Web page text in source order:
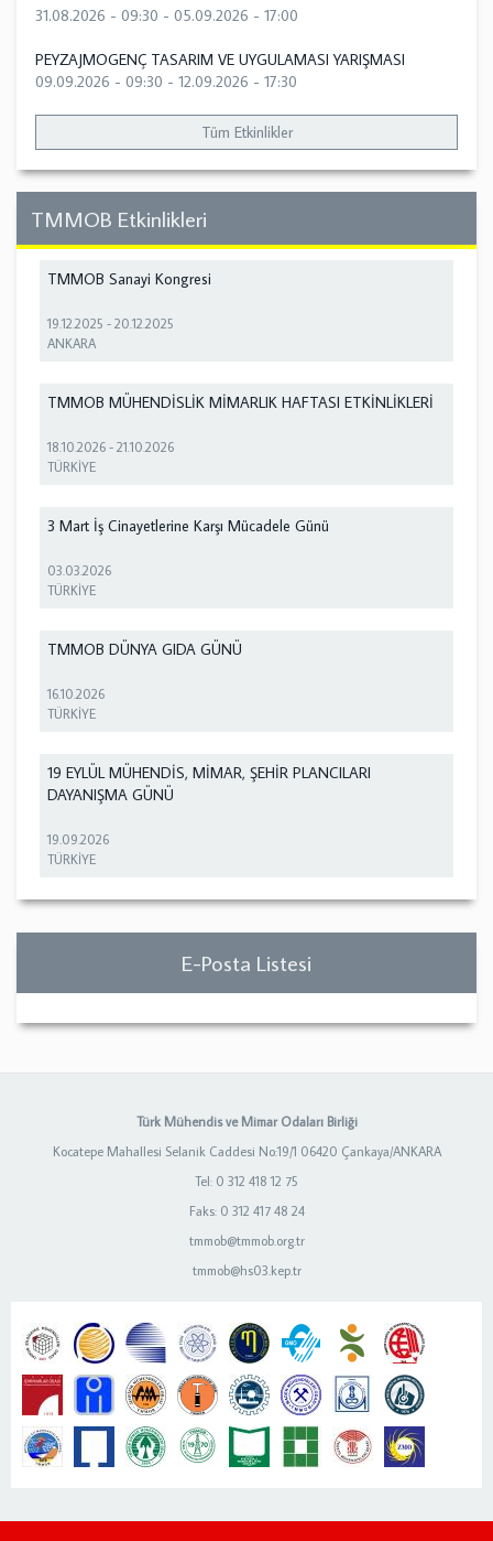
31.08.2026 - 09:30 - 05.09.2026 - 17:00
PEYZAJMOGENÇ TASARIM VE UYGULAMASI YARIŞMASI
09.09.2026 - 09:30 - 12.09.2026 - 17:30
Tüm Etkinlikler
TMMOB Etkinlikleri
TMMOB Sanayi Kongresi
19.12.2025 -20.12.2025
ANKARA
TMMOB MÜHENDİSLİK MİMARLIK HAFTASI ETKİNLİKLERİ
18.10.2026 -21.10.2026
TÜRKİYE
3 Mart İş Cinayetlerine Karşı Mücadele Günü
03.03.2026
TÜRKİYE
TMMOB DÜNYA GIDA GÜNÜ
16.10.2026
TÜRKİYE
19 EYLÜL MÜHENDİS, MİMAR, ŞEHİR PLANCILARI
DAYANIŞMA GÜNÜ
19.09.2026
TÜRKİYE
E-Posta Listesi
Türk Mühendis ve Mimar Odaları Birliği
Kocatepe Mahallesi Selanik Caddesi No:19/1 06420 Çankaya/ANKARA
Tel: 0 312 418 12 75
Faks: 0 312 417 48 24
tmmob@tmmob.org.tr
tmmob@hs03.kep.tr